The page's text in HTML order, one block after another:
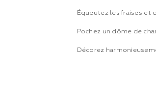
Équeutez les fraises et
Pochez un dôme de
Décorez